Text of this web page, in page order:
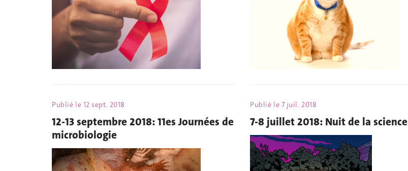
Publié le 12 sept. 2018
12-13 septembre 2018: 11es Journées de
microbiologie
Publié le 7 juil. 2018
7-8 juillet 2018: Nuit de la science